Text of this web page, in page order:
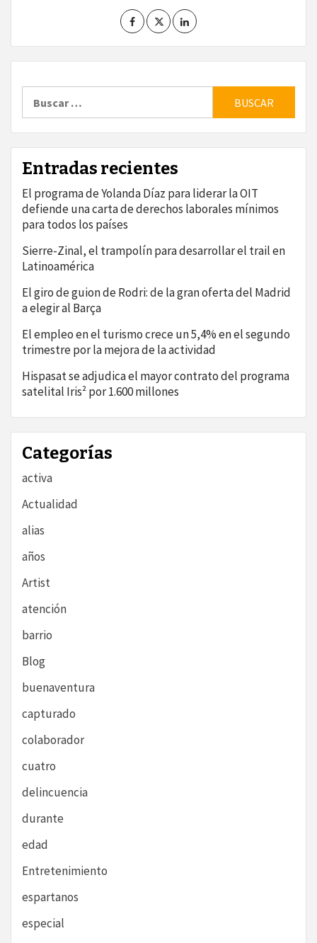
Entradas recientes
El programa de Yolanda Díaz para liderar la OIT
defiende una carta de derechos laborales mínimos
para todos los países
Sierre-Zinal, el trampolín para desarrollar el trail en
Latinoamérica
El giro de guion de Rodri: de la gran oferta del Madrid
a elegir al Barça
El empleo en el turismo crece un 5,4% en el segundo
trimestre por la mejora de la actividad
Hispasat se adjudica el mayor contrato del programa
satelital Iris² por 1.600 millones
Categorías
activa
Actualidad
alias
años
Artist
atención
barrio
Blog
buenaventura
capturado
colaborador
cuatro
delincuencia
durante
edad
Entretenimiento
espartanos
especial